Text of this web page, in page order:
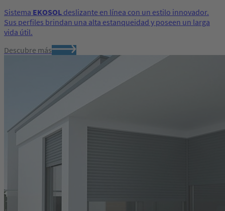
Sistema EKOSOL deslizante en línea con un estilo innovador.
Sus perfiles brindan una alta estanqueidad y poseen un larga
vida útil.
Descubre más